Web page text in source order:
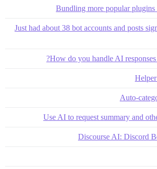
Bundling more popular
Just had about 38 bot accounts and posts
How do you handle AI
Auto-
Use AI to request summary and
Discourse AI: Discord